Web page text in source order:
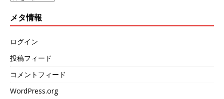
メタ情報
ログイン
投稿フィード
コメントフィード
WordPress.org